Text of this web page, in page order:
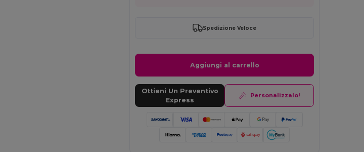
Spedizione Veloce
Aggiungi al carrello
Ottieni Un Preventivo
Express
Personalizzalo!